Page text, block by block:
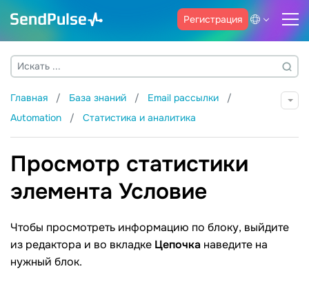
Регистрация
Главная База знаний
Email рассылки
Automation
Статистика и аналитика
Просмотр статистики
элемента Условие
Чтобы просмотреть информацию по блоку, выйдите
из редактора и во вкладке Цепочка наведите на
нужный блок.